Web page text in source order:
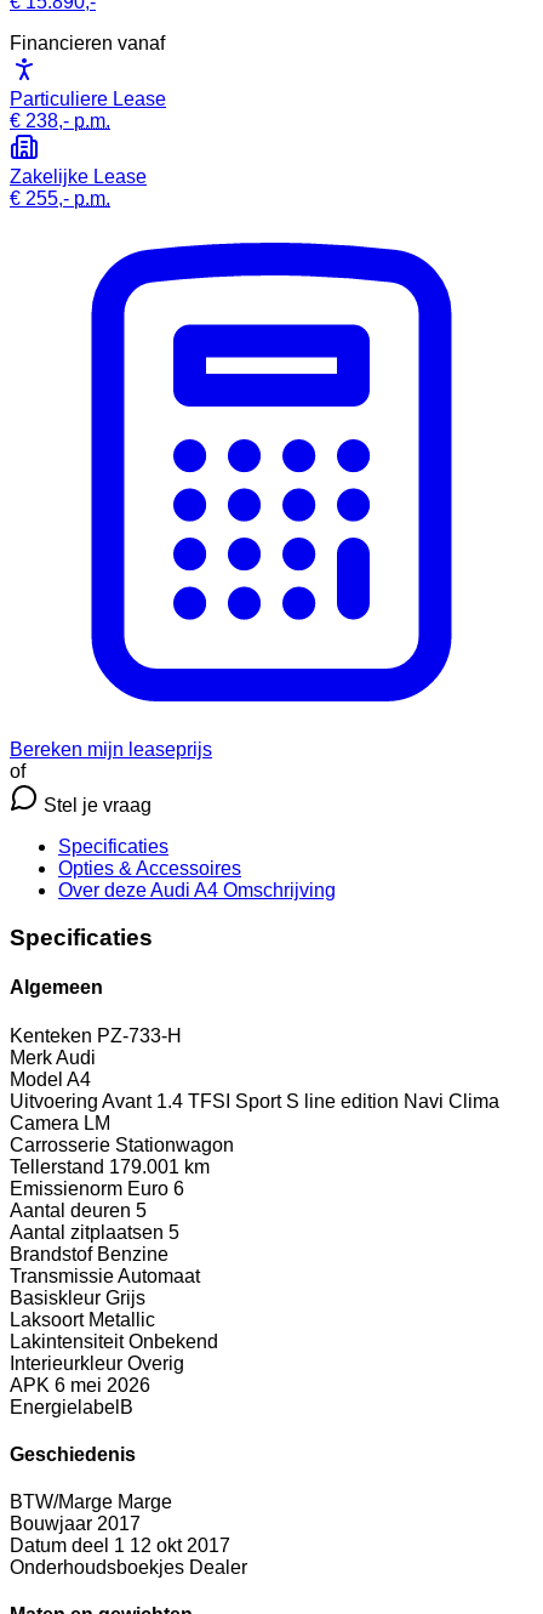
Financieren vanaf
Particuliere Lease
€ 238,- p.m.
Zakelijke Lease
€ 255,- p.m.
Bereken mijn leaseprijs
of
Stel je vraag
Specificaties
Opties & Accessoires
Over deze Audi A4 Omschrijving
Specificaties
Algemeen
Kenteken PZ-733-H
MerkAudi
Model A4
Uitvoering Avant 1.4 TFSI Sport S line edition Navi Clima
Camera LM
Carrosserie Stationwagon
Tellerstand 179.001 km
Emissienorm Euro 6
Aantal deuren 5
Aantal zitplaatsen 5
Brandstof Benzine
TransmissieAutomaat
Basiskleur Grijs
Laksoort Metallic
Lakintensiteit Onbekend
Interieurkleur Overig
APK 6 mei 2026
Energielabel B
Geschiedenis
BTW/Marge Marge
Bouwjaar 2017
Datum deel 1 12 okt 2017
Onderhoudsboekjes Dealer